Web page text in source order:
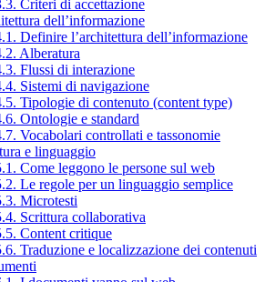
Criteri di accettazione
dell’informazione
Definire l’architettura dell’informazione
Alberatura
Flussi di interazione
Sistemi di navigazione
Tipologie di contenuto (content type)
Ontologie e standard
Vocabolari controllati e tassonomie
e linguaggio
Come leggono le persone sul web
Le regole per un linguaggio semplice
Microtesti
Scrittura collaborativa
Content critique
Traduzione e localizzazione dei contenuti